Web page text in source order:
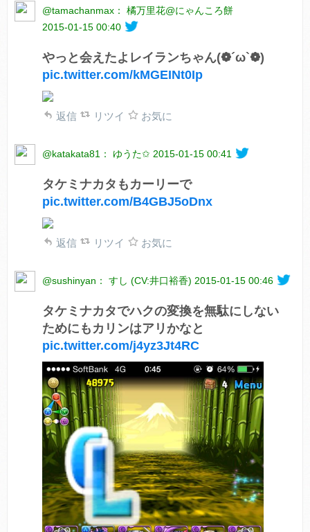
@tamachanmax： 橘万里花@にゃんころ餅
2015-01-15 00:40
やっと会えたよレイランちゃん(❁´ω`❁)
pic.twitter.com/kMGEINt0Ip
返信 リツイ お気に
@katakata81： ゆうた✩ 2015-01-15 00:41
タケミナカタもカーリーで
pic.twitter.com/B4GBJ5oDnx
返信 リツイ お気に
@sushinyan： すし (CV:井口裕香) 2015-01-15 00:46
タケミナカタでハクの変換を無駄にしない
ためにもカリンはアリかなと
pic.twitter.com/j4yz3Jt4RC